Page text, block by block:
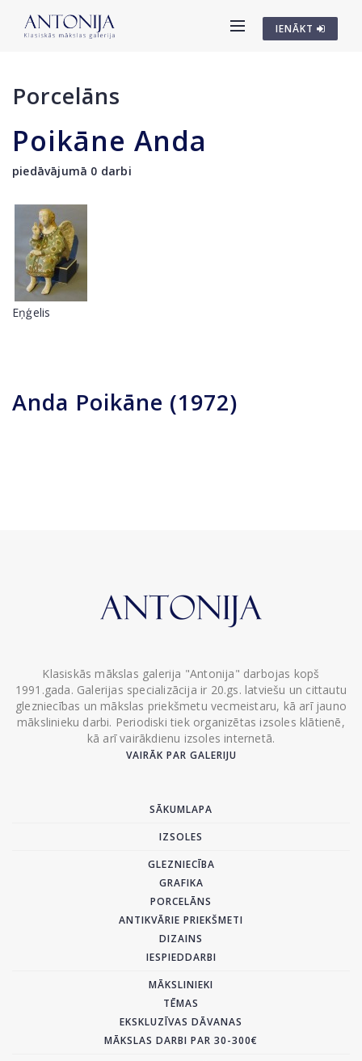
IENĀKT
Porcelāns
Poikāne Anda
piedāvājumā 0 darbi
Eņģelis
Anda Poikāne (1972)
Klasiskās mākslas galerija "Antonija" darbojas kopš
1991.gada. Galerijas specializācija ir 20.gs. latviešu un cittautu
glezniecības un mākslas priekšmetu vecmeistaru, kā arī jauno
mākslinieku darbi. Periodiski tiek organizētas izsoles klātienē,
kā arī vairākdienu izsoles internetā.
VAIRĀK PAR GALERIJU
SĀKUMLAPA
IZSOLES
GLEZNIECĪBA
GRAFIKA
PORCELĀNS
ANTIKVĀRIE PRIEKŠMETI
DIZAINS
IESPIEDDARBI
MĀKSLINIEKI
TĒMAS
EKSKLUZĪVAS DĀVANAS
MĀKSLAS DARBI PAR 30-300€